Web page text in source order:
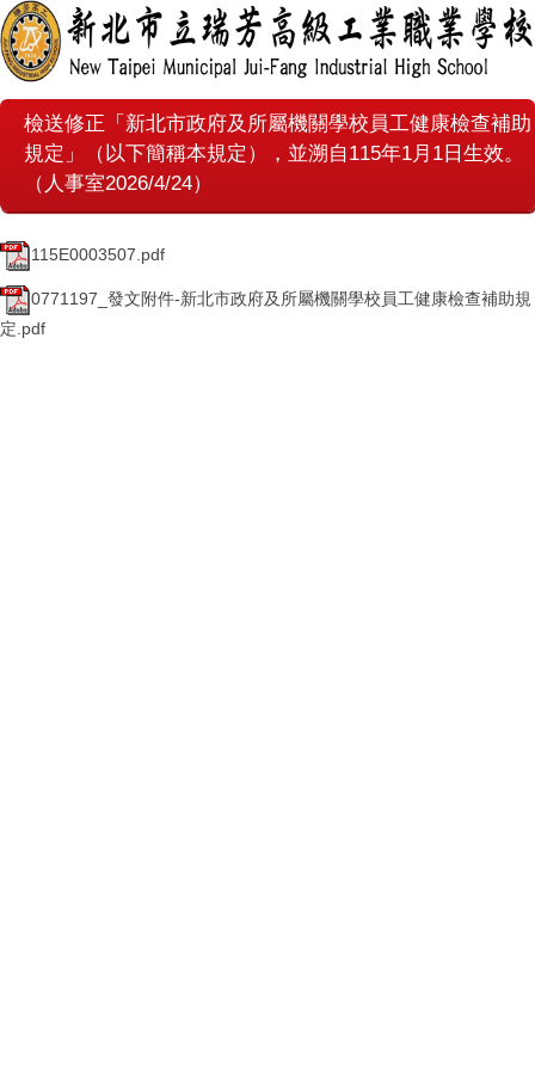
檢送修正「新北市政府及所屬機關學校員工健康檢查補助
規定」（以下簡稱本規定），並溯自115年1月1日生效。
（人事室2026/4/24）
115E0003507.pdf
0771197_發文附件-新北市政府及所屬機關學校員工健康檢查補助規
定.pdf